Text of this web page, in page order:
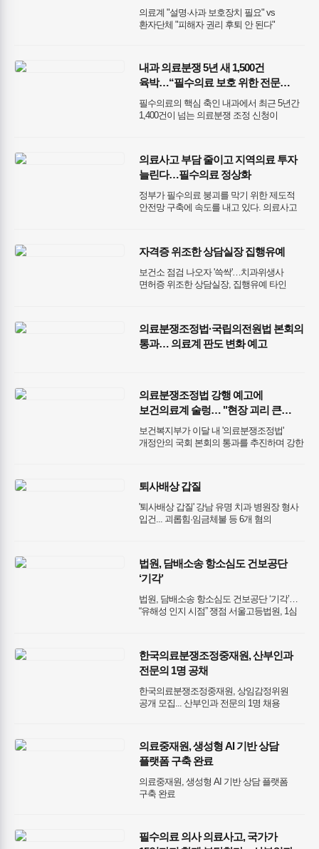
본격화
의료계 "설명·사과 보호장치 필요" vs
환자단체 "피해자 권리 후퇴 안 된다"
내과 의료분쟁 5년 새 1,500건
육박…“필수의료 보호 위한 전문
자문체계 시급”
필수의료의 핵심 축인 내과에서 최근 5년간
1,400건이 넘는 의료분쟁 조정 신청이
가운데, 의료계에서는 학회 주도의 전문
자문 시스템과 분쟁 데이터 분석 플랫폼
의료사고 부담 줄이고 지역의료 투자
늘린다…필수의료 정상화
정부가 필수의료 붕괴를 막기 위한 제도적
안전망 구축에 속도를 내고 있다. 의료사고
대규모 재정 투자 기반도 마련하면서 의료
현장의 변화가 본격화되고 있다.
자격증 위조한 상담실장 집행유예
보건소 점검 나오자 '쓱싹'…치과위생사
면허증 위조한 상담실장, 집행유예 타인
의료분쟁조정법·국립의전원법 본회의
통과… 의료계 판도 변화 예고
의료분쟁조정법 강행 예고에
보건의료계 술렁… "현장 괴리 큰
독소조항 우려"
보건복지부가 이달 내 '의료분쟁조정법'
개정안의 국회 본회의 통과를 추진하며 강한
의료사고의 신속한 해결을 명분으로
내세우고 있음에도 불구하고, 실제 의료
현장에 미칠 파장에 대한 충분한 검토 없이
형사처벌 중심으로 설계되었다는 비판이
퇴사배상 갑질
'퇴사배상 갑질' 강남 유명 치과 병원장 형사
입건... 괴롭힘·임금체불 등 6개 혐의
법원, 담배소송 항소심도 건보공단
‘기각’
법원, 담배소송 항소심도 건보공단 ‘기각’…
“유해성 인지 시점” 쟁점 서울고등법원, 1심
대법원 상고 검토
한국의료분쟁조정중재원, 산부인과
전문의 1명 공채
한국의료분쟁조정중재원, 상임감정위원
공개 모집... 산부인과 전문의 1명 채용
의료중재원, 생성형 AI 기반 상담
플랫폼 구축 완료
의료중재원, 생성형 AI 기반 상담 플랫폼
구축 완료
필수의료 의사 의료사고, 국가가